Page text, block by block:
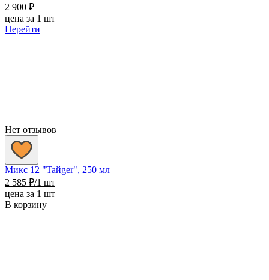
2 900 ₽
цена за 1 шт
Перейти
Нет отзывов
Микс 12 "Taйger", 250 мл
2 585 ₽/1 шт
цена за 1 шт
В корзину